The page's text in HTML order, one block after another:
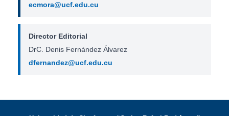
ecmora@ucf.edu.cu
Director Editorial
DrC. Denis Fernández Álvarez
dfernandez@ucf.edu.cu